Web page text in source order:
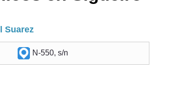
Suarez
N-550, s/n